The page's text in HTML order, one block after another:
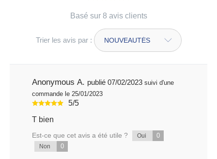
Basé sur 8 avis clients
Trier les avis par :
Anonymous A. publié 07/02/2023 suivi d'une
commande le 25/01/2023
5/5
T bien
Est-ce que cet avis a été utile ? Oui 0
Non 0